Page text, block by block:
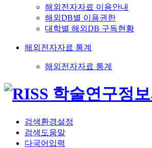
해외전자자료 이용안내
해외DB별 이용권한
대학별 해외DB 구독현황
해외전자자료 통계
해외전자자료 통계
검색환경설정
검색도움말
다국어입력